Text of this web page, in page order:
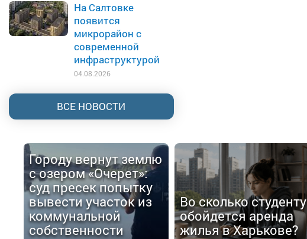
На Салтовке
появится
микрорайон с
современной
инфраструктурой
04.08.2026
ВСЕ НОВОСТИ
Городу вернут землю
с озером «Очерет»:
суд пресек попытку
вывести участок из
коммунальной
собственности
Во сколько студенту
обойдется аренда
жилья в Харькове?